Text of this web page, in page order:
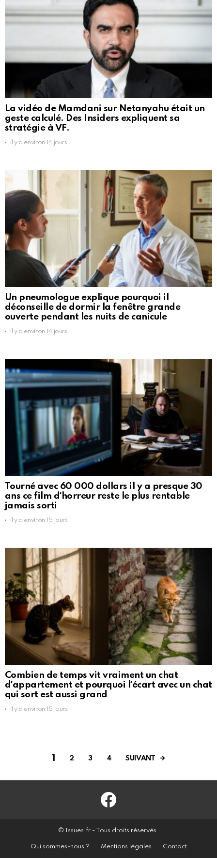
La vidéo de Mamdani sur Netanyahu était un
geste calculé. Des Insiders expliquent sa
stratégie à VF.
il y a environ 14 jours
Un pneumologue explique pourquoi il
déconseille de dormir la fenêtre grande
ouverte pendant les nuits de canicule
il y a environ 14 jours
Tourné avec 60 000 dollars il y a presque 30
ans ce film dʼhorreur reste le plus rentable
jamais sorti
il y a environ 15 jours
Combien de temps vit vraiment un chat
dʼappartement et pourquoi lʼécart avec un chat
qui sort est aussi grand
il y a environ 15 jours
1 2 3 4 SUIVANT
Facebook
© Issues.fr - Tous droits réservés.
Qui sommes-nous ? Mentions légales Contact